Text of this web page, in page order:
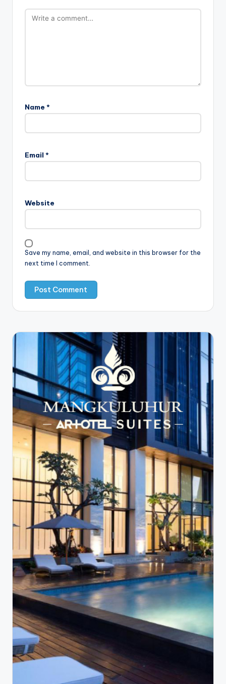
Name *
Email *
Website
Save my name, email, and website in this browser for the
next time I comment.